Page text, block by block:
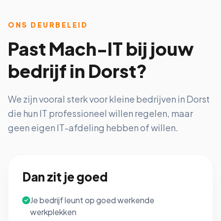
ONS DEURBELEID
Past Mach-IT bij jouw
bedrijf in Dorst?
We zijn vooral sterk voor kleine bedrijven in Dorst
die hun IT professioneel willen regelen, maar
geen eigen IT-afdeling hebben of willen.
Dan zit je goed
Je bedrijf leunt op goed werkende
werkplekken